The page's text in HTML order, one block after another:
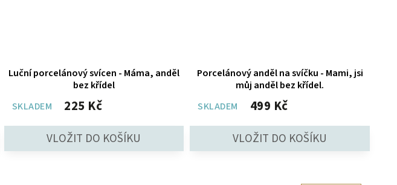
Luční porcelánový svícen - Máma, anděl
bez křídel
SKLADEM
225 Kč
Porcelánový anděl na svíčku - Mami, jsi
můj anděl bez křídel.
SKLADEM
499 Kč